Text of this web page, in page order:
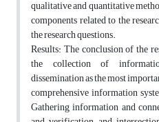
qualitative and quantitative
components related to the
the research questions.
Results: The conclusion of the
the collection of
dissemination as the most
comprehensive information
Gathering information and